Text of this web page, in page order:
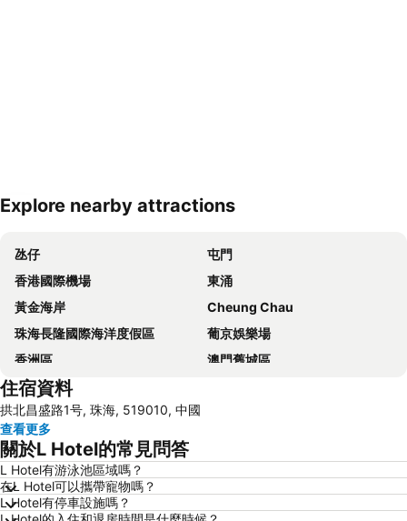
Explore nearby attractions
氹仔
屯門
香港國際機場
東涌
黃金海岸
Cheung Chau
珠海長隆國際海洋度假區
葡京娛樂場
香洲區
澳門舊城區
珠海拱北汽車客運站
大三巴牌坊
香港屯門
珠海灣仔碼頭
新馬路
Gongkoubeian
澳門外港客運碼頭
澳門格蘭披治大賽車
澳門旅遊塔
住宿資料
拱北昌盛路1号, 珠海, 519010, 中國
查看更多
關於L Hotel的常見問答
L Hotel有游泳池區域嗎？
在L Hotel可以攜帶寵物嗎？
L Hotel有停車設施嗎？